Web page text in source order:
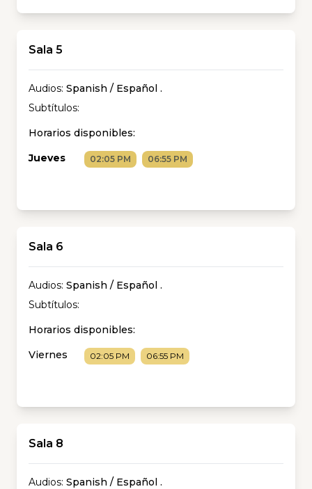
Sala 5
Audios: Spanish / Español .
Subtítulos:
Horarios disponibles:
Jueves
02:05 PM 06:55 PM
Sala 6
Audios: Spanish / Español .
Subtítulos:
Horarios disponibles:
Viernes
02:05 PM 06:55 PM
Sala 8
Audios: Spanish / Español .